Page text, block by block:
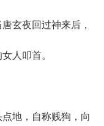
玄夜回过神来后，
人叩首。
地，自称贱狗，向